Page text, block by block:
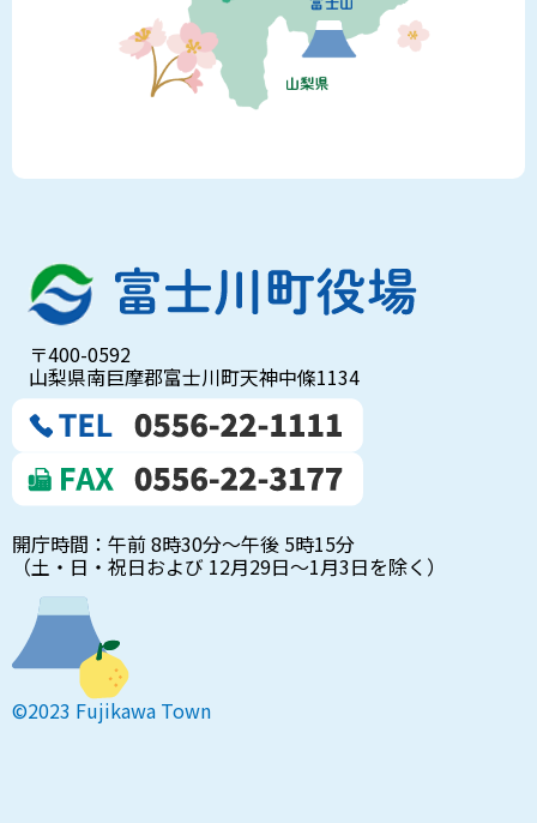
〒400-0592
山梨県南巨摩郡富士川町天神中條1134
開庁時間：午前 8時30分～午後 5時15分
（土・日・祝日および 12月29日～1月3日を除く）
©2023 Fujikawa Town